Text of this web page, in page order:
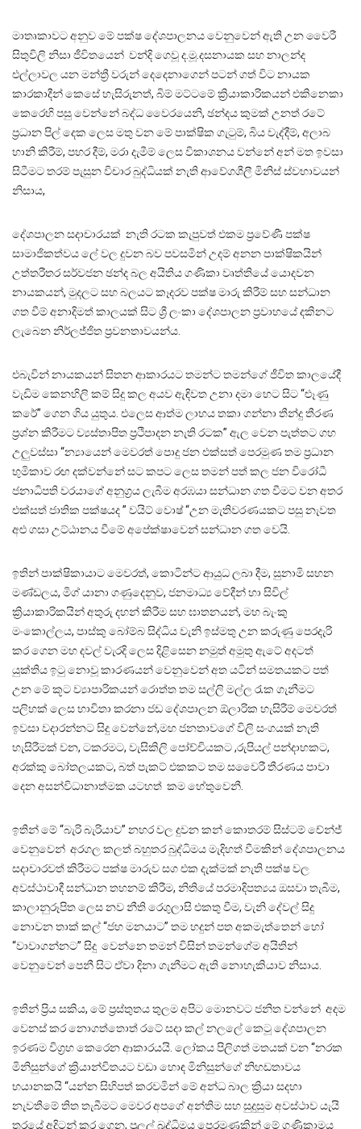
මාතෘකාවට අනුව මේ පක්ෂ දේශපාලනය වෙනුවෙන් ඇති උන වෛරී
සිතුවිලි නිසා ජීවිතයෙන් වන්දි ගෙවූ ද.මූ.දසනායක සහ නාලන්ද
එල්ලාවල යන මන්ත්‍රී වරුන් දෙදෙනාගෙන් පටන් ගත් විට නායක
කාරකාදීන් කෙසේ හැසිරුනත්, බිම් මට්ටමේ ක්‍රියාකාරිකයන් එකිනෙකා
කෙරෙහි පසු වෙන්නේ බද්ධ වෛරයෙනි, ඡන්දය කුමක් උනත් රටේ
ප්‍රධාන පිල් දෙක ලෙස මතු වන මේ පාක්ෂික ගැටුම්, බිය වැද්දීම්, අලාබ
හානි කිරීම්, පහර දීම්, මරා දැමීම් ලෙස විකාශනය වන්නේ අන් මත ඉවසා
සිටීමට තරම් පැසුන විචාර බුද්ධියක් නැති ආවේගශීලී මිනිස් ස්වභාවයන්
නිසාය,
දේශපාලන සදාචාරයක් නැති රටක කැපුවත් එකම ප්‍රවේණී පක්ෂ
සාමාජිකත්වය ලේ වල දුවන බව පවසමින් උදම් අනන පාක්ෂිකයින්
උත්තරීතර සර්වජන ඡන්ද බල අයිතිය ගණිකා වෘත්තියේ යොදවන
නායකයන්, මුදලට සහ බලයට කෑදරව පක්ෂ මාරු කිරීම් සහ සන්ධාන
ගත වීම් අනාදිමත් කාලයක් සිට ශ්‍රී ලංකා දේශපාලන ප්‍රවාහයේ දකිනට
ලැබෙන නිර්ලජ්ජිත ප්‍රවනතාවයන්ය.
එබැවින් නායකයන් සිතන ආකාරයට තමන්ට තමන්ගේ ජීවිත කාලයේදී
වැඩිම කෙනහිලි කම් සිදු කල අයව ඇඳිවත උනා දමා හෙට සිට “ළූණු
කරේ” ගෙන ගිය යුතුය. එලෙස ආත්ම ලාභය තකා ගන්නා තීන්දු තීරණ
ප්‍රශ්න කිරීමට ව්‍යස්තාපිත ප්‍රථිපාදන නැති රටක” ඇල වෙන පැත්තට ගහ
උලුවස්සා “න්‍යායෙන් මෙවරත් පොදු ජන එක්සත් පෙරමුණ තම ප්‍රධාන
භුමිකාව රඟ දක්වන්නේ සට කපට ලෙස තමන් පත් කල ජන විරෝධී
ජනාධිපති වරයාගේ අනුග්‍රය ලැබීම අරඹයා සන්ධාන ගත වීමට වන අතර
එක්සත් ජාතික පක්ෂයද ” වයිට් වොෂ් “උන මැතිවරණයකට පසු නැවත
අළු ගසා උට්ඨානය වීමේ අපේක්ෂාවෙන් සන්ධාන ගත වෙයි.
ඉතින් පාක්ෂිකායාට මෙවරත්, කොටින්ට ආයුධ ලබා දීම, සුනාමි සහන
මණ්ඩලය, මිග් යානා ගණුදෙනුව, ජනමාධ්‍ය වේදීන් හා සිවිල්
ක්‍රියාකාරිකයින් අතුරු දහන් කිරීම සහ ඝාතනයන්, මහ බැංකු
මංකොල්ලය, පාස්කු බෝම්බ සිද්ධිය වැනි ඉස්මතු උන කරුණු පෙරදැරි
කර ගෙන මහ දවල් වැරදි ලෙස දිළිසෙන නමුත් අමුතු ඇටේ අදටත්
යුක්තිය ඉටු නොවූ කාරණයන් වෙනුවෙන් අත යටින් සමතයකට පත්
උන මේ කූට ව්‍යාපාරිකයන් රොත්ත තම සල්ලි මල්ල රැක ගැනීමට
පලිහක් ලෙස භාවිතා කරනා ජඩ දේශපාලන ඕලාරික හැසිරීම් මෙවරත්
ඉවසා වදාරන්නට සිදු වෙන්නේ,මහ ජනතාවගේ විලි සංගයක් නැති
හැසිරීමක් වන, ටකරමට, වැසිකිලි පෝච්චියකට ,රුපියල් පන්දාහකට,
අරක්කු බෝතලයකට, බත් පැකට් එකකට තම සවෛරී තීරණය පාවා
දෙන අසන්විධානාත්මක යටහත් කම හේතුවෙනී.
ඉතින් මේ “බැරි බැරියාව” නහර වල දුවන කන් කොතරම් සිස්ටම් චේන්ජ්
වෙනුවෙන් අරගල කලත් බහුතර බුද්ධිමය මැදිහත් වීමකින් දේශපාලනය
සදාචාරවත් කිරීමට පක්ෂ මාරුව සග එක දැක්මක් නැති පක්ෂ වල
අවස්ථාවාදී සන්ධාන තහනම් කිරීම, නිතියේ පරමාදිපත්‍යය ඔසවා තැබීම,
කාලානුරූපිත ලෙස නව නීති රෙගුලාසි එකතු වීම, වැනි දේවල් සිදු
නොවන තාක් කල් “ජහ මනයාට” තම හදුන් පත අකමැත්තෙන් හෝ
“වාවාගන්නට” සිදු වෙන්නෙ තමන් විසින් තමන්ගේම අයිතින්
වෙනුවෙන් පෙනී සිට ඒවා දිනා ගැනීමට ඇති නොහැකියාව නිසාය.
ඉතින් ප්‍රිය සකිය, මේ ප්‍රස්තුතය තුලම අපිට මොනවට ජනිත වන්නේ අදම
වෙනස් කර නොගත්තොත් රටේ සදා කල් නලලේ කෙටූ දේශපාලන
ඉරණම විග්‍රහ කෙරෙන ආකාරයයි. ලෝකය පිලිගත් මතයක් වන “නරක
මිනිසුන්ගේ ක්‍රියාන්විතයට වඩා හොඳ මිනිසුන්ගේ නිහඩතාවය
භයානකයි “යන්න සිහිපත් කරවමින් මේ අන්ධ බාල ක්‍රියා සදහා
නැවතීමේ තිත තැබීමට මෙවර අපගේ අන්තිම සහ සුදුසුම අවස්ථාව යැයි
තරයේ අදිටන් කර ගෙන, පුලුල් බුද්ධිමය පෙරමුණකින් මේ ගණිකාමය